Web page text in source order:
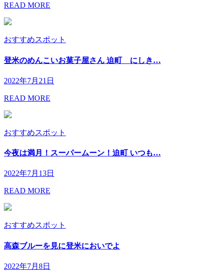
READ MORE
おすすめスポット
登米のめんこいお菓子屋さん 迫町 にしき…
2022年7月21日
READ MORE
おすすめスポット
今夜は満月！スーパームーン！迫町 いつも…
2022年7月13日
READ MORE
おすすめスポット
高森ブルーを見に登米においでよ
2022年7月8日